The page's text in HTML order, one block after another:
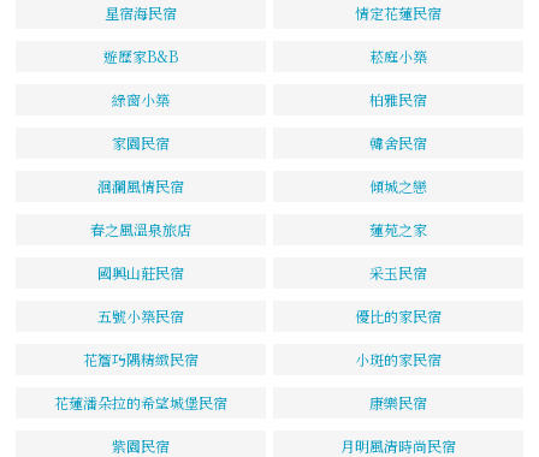
星宿海民宿 情定花蓮民宿
遊歷家B&B 菘庭小築
綠窗小築 柏雅民宿
家園民宿 韓舍民宿
洄瀾風情民宿 傾城之戀
春之風溫泉旅店 蓮苑之家
國興山莊民宿 采玉民宿
五號小築民宿 優比的家民宿
花簷巧隅精緻民宿 小斑的家民宿
花蓮潘朵拉的希望城堡民宿 康樂民宿
紫園民宿 月明風清時尚民宿